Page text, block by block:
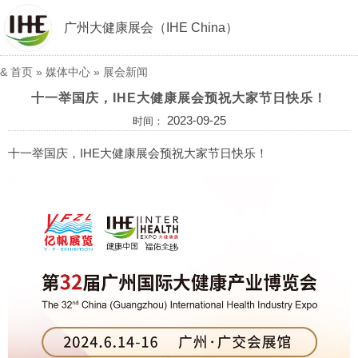
广州大健康展会（IHE China）
& 首页 » 媒体中心 » 展会新闻
十一举国庆，IHE大健康展会预祝大家节日快乐！
时间： 2023-09-25
十一举国庆，IHE大健康展会预祝大家节日快乐！